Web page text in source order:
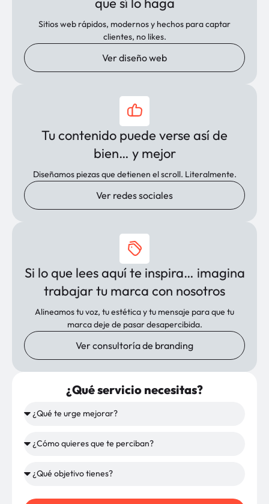
Sitios web rápidos, modernos y hechos para captar
clientes, no likes.
Ver diseño web
Tu contenido puede verse así de
bien… y mejor
Diseñamos piezas que detienen el scroll. Literalmente.
Ver redes sociales
Si lo que lees aquí te inspira… imagina
trabajar tu marca con nosotros
Alineamos tu voz, tu estética y tu mensaje para que tu
marca deje de pasar desapercibida.
Ver consultoría de branding
¿Qué servicio necesitas?